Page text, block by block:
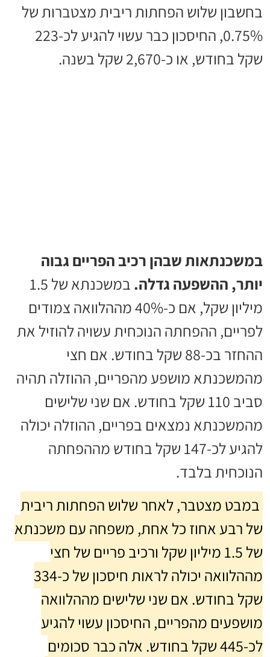
בחשבון שלוש הפחתות ריבית מצטברות של
0.75%, החיסכון כבר עשוי להגיע לכ-223
שקל בחודש, או כ-2,670 שקל בשנה.
במשכנתאות שבהן רכיב הפריים גבוה
יותר, ההשפעה גדלה.
במשכנתא של 1.5
מיליון שקל, אם כ-40% מההלוואה צמודים
לפריים, ההפחתה הנוכחית עשויה להוזיל את
ההחזר בכ-88 שקל בחודש. אם חצי
מהמשכנתא מושפע מהפריים, ההוזלה תהיה
סביב 110 שקל בחודש. אם שני שלישים
מהמשכנתא נמצאים בפריים, ההוזלה יכולה
להגיע לכ-147 שקל בחודש מההפחתה
הנוכחית בלבד.
במבט מצטבר, לאחר שלוש הפחתות ריבית
של רבע אחוז כל אחת, משפחה עם משכנתא
של 1.5 מיליון שקל ורכיב פריים של חצי
מההלוואה יכולה לראות חיסכון של כ-334
שקל בחודש. אם שני שלישים מההלוואה
מושפעים מהפריים, החיסכון עשוי להגיע
לכ-445 שקל בחודש. אלה כבר סכומים